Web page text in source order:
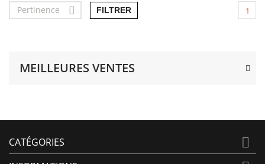
MEILLEURES VENTES
Pertinence  FILTRER 1
CATÉGORIES 